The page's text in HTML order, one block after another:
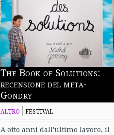
The Book of Solutions:
recensione del meta-
Gondry
ALTRO FESTIVAL
A otto anni dall'ultimo lavoro, il